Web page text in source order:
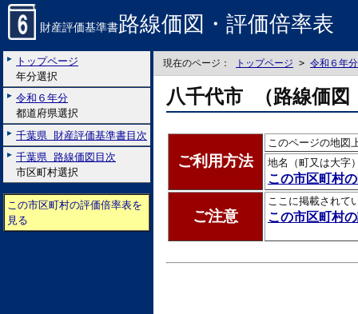
財産評価基準書路線価図・評価倍率表
トップページ
年分選択
令和６年分
都道府県選択
千葉県 財産評価基準書目次
千葉県 路線価図目次
市区町村選択
この市区町村の評価倍率表を
見る
現在のページ： トップページ > 令和６年分
八千代市 （路線価図
ご利用方法
このページの地図
地名（町又は大字
この市区町村
ご注意
ここに掲載されて
この市区町村